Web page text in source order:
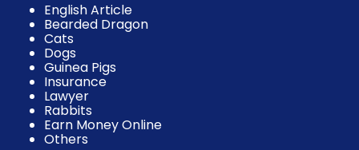
English Article
Bearded Dragon
Cats
Dogs
Guinea Pigs
Insurance
Lawyer
Rabbits
Earn Money Online
Others